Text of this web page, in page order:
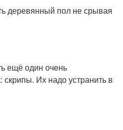
деревянный пол не срывая
ещё один очень
Их надо устранить в